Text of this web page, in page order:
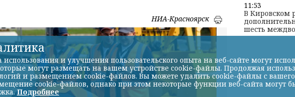
НИА-Красноярск
11:53
В Кировском
шесть
и улучшения пользовательского опыта на веб-сайте могут
могут размещать на вашем устройстве cookie-файлы. Продолжая
и размещением cookie-файлов. Вы можете удалить cookie-файлы с вашего
cookie-файлов, однако при этом некоторые функции веб-сайта могут
Подробнее